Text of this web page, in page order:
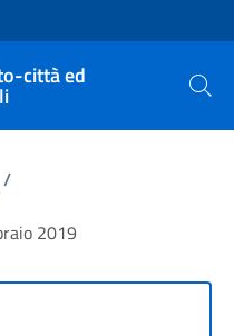
città ed
Cerca
/
2019